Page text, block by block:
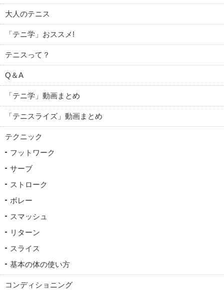
大人のテニス
「テニ学」おススメ!
テニスって？
Q＆A
「テニ学」動画まとめ
「テニスライズ」動画まとめ
テクニック
フットワーク
サーブ
ストローク
ボレー
スマッシュ
リターン
スライス
基本の体の使い方
コンディショニング